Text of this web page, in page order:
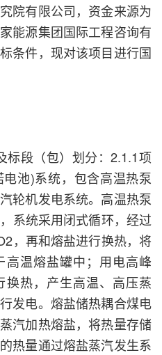
院有限公司，资金来源为
能源集团国际工程咨询有
条件，现对该项目进行国
标段（包）划分：2.1.1项
电池)系统，包含高温热泵
轮机发电系统。高温热泵
系统采用闭式循环，经过
，再和熔盐进行换热，将
温熔盐罐中；用电高峰
热，产生高温、高压蒸
发电。熔盐储热耦合煤电
汽加热熔盐，将热量存储
热量通过熔盐蒸汽发生系